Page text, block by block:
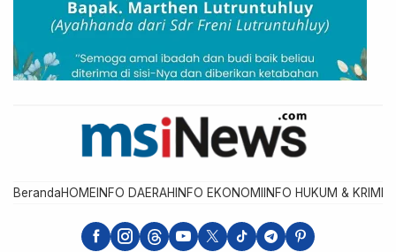
BerandaHOME INFO DAERAH INFO EKONOMI INFO HUKUM &